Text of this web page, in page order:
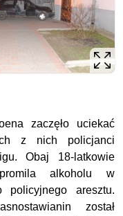
zaczęło uciekać
z nich policjanci
Obaj 18-latkowie
alkoholu w
policyjnego aresztu.
został